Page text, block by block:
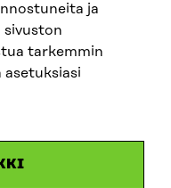
ja
sivuston
tarkemmin
muokkaavat
Myös